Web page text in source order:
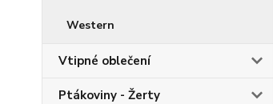
Western
Vtipné oblečení
Ptákoviny - Žerty